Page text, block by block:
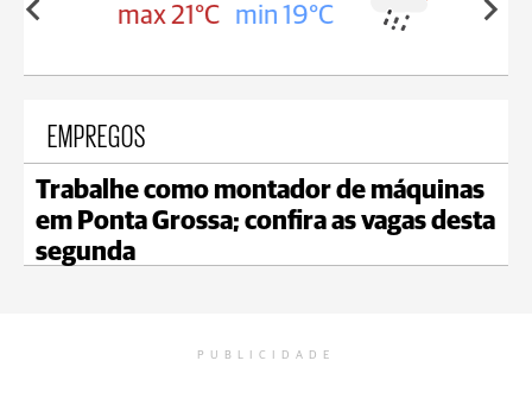
19°C max 20°C min 19°C
EMPREGOS
Trabalhe como montador de máquinas
em Ponta Grossa; confira as vagas desta
segunda
PUBLICIDADE